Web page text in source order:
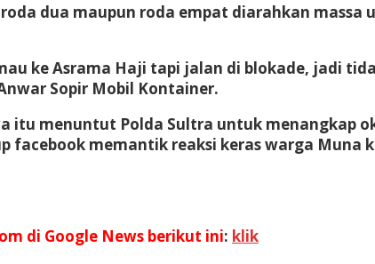
dua maupun roda empat diarahkan
ke Asrama Haji tapi jalan di blokade, jadi
Sopir Mobil Kontainer.
itu menuntut Polda Sultra untuk menangkap
facebook memantik reaksi keras warga Muna
di Google News berikut ini: klik